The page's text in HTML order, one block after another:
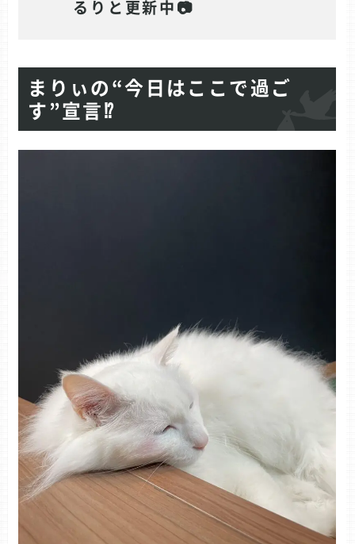
るりと更新中📷
まりぃの“今日はここで過ご
す”宣言⁉